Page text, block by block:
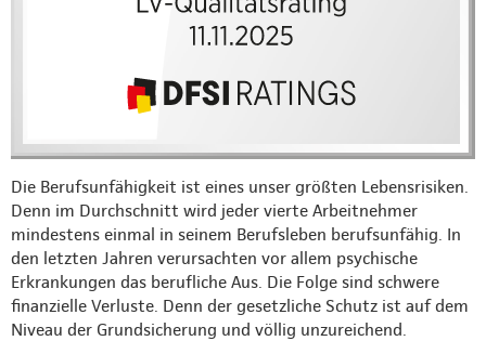
Die Berufsunfähigkeit ist eines unser größten Lebensrisiken.
Denn im Durchschnitt wird jeder vierte Arbeitnehmer
mindestens einmal in seinem Berufsleben berufsunfähig. In
den letzten Jahren verursachten vor allem psychische
Erkrankungen das berufliche Aus. Die Folge sind schwere
finanzielle Verluste. Denn der gesetzliche Schutz ist auf dem
Niveau der Grundsicherung und völlig unzureichend.